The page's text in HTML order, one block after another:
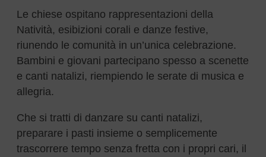
Le chiese ospitano rappresentazioni della
Natività, esibizioni corali e danze festive,
riunendo le comunità in un’unica celebrazione.
Bambini e giovani partecipano spesso a scenette
e canti natalizi, riempiendo le serate di musica e
allegria.
Che si tratti di danzare su canti natalizi,
preparare i pasti insieme o semplicemente
trascorrere tempo senza fretta con i propri cari, il